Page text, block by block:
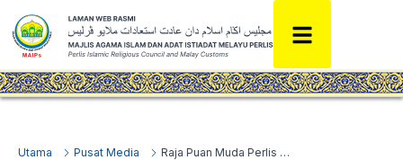
Utama Pusat Media Raja Puan Muda Perlis Berkenan Hadiri Majlis Tautan Kasih PUSPANITA MARA